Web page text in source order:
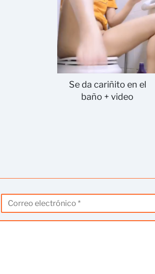
Se da cariñito en el
baño + video